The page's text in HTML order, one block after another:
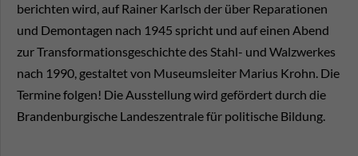
berichten wird, auf Rainer Karlsch der über Reparationen
und Demontagen nach 1945 spricht und auf einen Abend
zur Transformationsgeschichte des Stahl- und Walzwerkes
nach 1990, gestaltet von Museumsleiter Marius Krohn. Die
Termine folgen! Die Ausstellung wird gefördert durch die
Brandenburgische Landeszentrale für politische Bildung.